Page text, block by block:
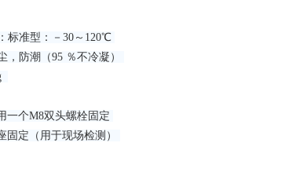
标准型：－30～120℃
防潮（95 ％不冷凝）
一个M8双头螺栓固定
固定（用于现场检测）